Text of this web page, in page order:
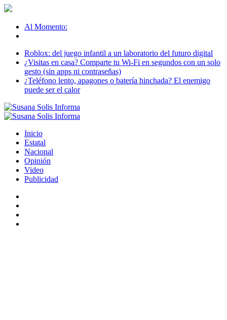
Al Momento:
Roblox: del juego infantil a un laboratorio del futuro digital
¿Visitas en casa? Comparte tu Wi-Fi en segundos con un solo
gesto (sin apps ni contraseñas)
¿Teléfono lento, apagones o batería hinchada? El enemigo
puede ser el calor
Inicio
Estatal
Nacional
Opinión
Video
Publicidad